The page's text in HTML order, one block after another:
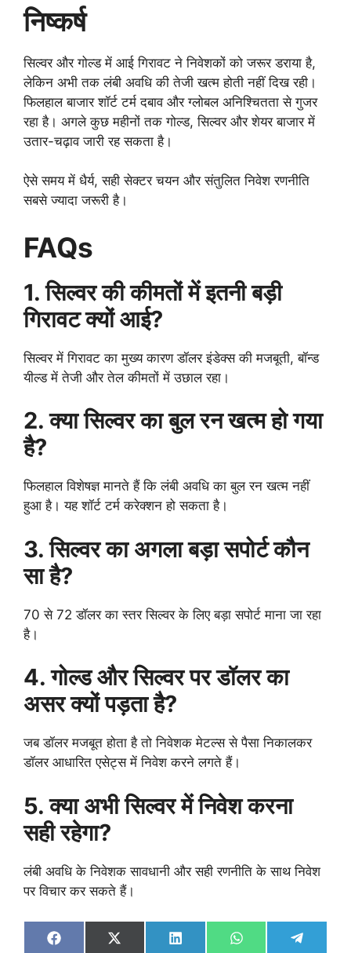
निष्कर्ष
सिल्वर और गोल्ड में आई गिरावट ने निवेशकों को जरूर डराया है,
लेकिन अभी तक लंबी अवधि की तेजी खत्म होती नहीं दिख रही।
फिलहाल बाजार शॉर्ट टर्म दबाव और ग्लोबल अनिश्चितता से गुजर
रहा है। अगले कुछ महीनों तक गोल्ड, सिल्वर और शेयर बाजार में
उतार-चढ़ाव जारी रह सकता है।
ऐसे समय में धैर्य, सही सेक्टर चयन और संतुलित निवेश रणनीति
सबसे ज्यादा जरूरी है।
FAQs
1. सिल्वर की कीमतों में इतनी बड़ी
गिरावट क्यों आई?
सिल्वर में गिरावट का मुख्य कारण डॉलर इंडेक्स की मजबूती, बॉन्ड
यील्ड में तेजी और तेल कीमतों में उछाल रहा।
2. क्या सिल्वर का बुल रन खत्म हो गया
है?
फिलहाल विशेषज्ञ मानते हैं कि लंबी अवधि का बुल रन खत्म नहीं
हुआ है। यह शॉर्ट टर्म करेक्शन हो सकता है।
3. सिल्वर का अगला बड़ा सपोर्ट कौन
सा है?
70 से 72 डॉलर का स्तर सिल्वर के लिए बड़ा सपोर्ट माना जा रहा
है।
4. गोल्ड और सिल्वर पर डॉलर का
असर क्यों पड़ता है?
जब डॉलर मजबूत होता है तो निवेशक मेटल्स से पैसा निकालकर
डॉलर आधारित एसेट्स में निवेश करने लगते हैं।
5. क्या अभी सिल्वर में निवेश करना
सही रहेगा?
लंबी अवधि के निवेशक सावधानी और सही रणनीति के साथ निवेश
पर विचार कर सकते हैं।
Share
Share
Share
Share
Share